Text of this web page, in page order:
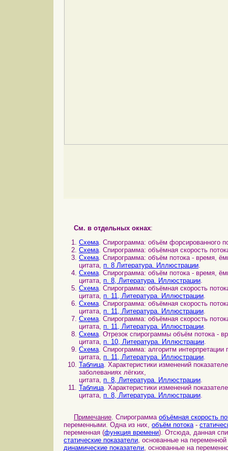
См. в отдельных окнах:
Схема. Спирограмма: объём форсированного
Схема. Спирограмма: объёмная скорость
Схема. Спирограмма: объём потока - время,
цитата, п. 8 Литература. Иллюстрации.
Схема. Спирограмма: объём потока - время,
цитата, п. 8, Литература. Иллюстрации.
Схема. Спирограмма: объёмная скорость
цитата, п. 11, Литература. Иллюстрации.
Схема. Спирограмма: объёмная скорость
цитата, п. 11, Литература. Иллюстрации.
Схема. Спирограмма: объёмная скорость
цитата, п. 11, Литература. Иллюстрации.
Схема. Отрезок спирограммы объём потока -
цитата, п. 10, Литература. Иллюстрации.
Схема. Спирограмма: алгоритм
цитата, п. 11, Литература. Иллюстрации.
Таблица. Характеристики изменений
заболеваниях лёгких,
цитата, п. 8, Литература. Иллюстрации.
Таблица. Характеристики изменений
цитата, п. 8, Литература. Иллюстрации.
Примечание. Спирограмма объёмная скорость
переменными. Одна из них, объём потока-
переменная (функция времени). Отсюда, данная
статические показатели, основанные на
динамические показатели, основанные на